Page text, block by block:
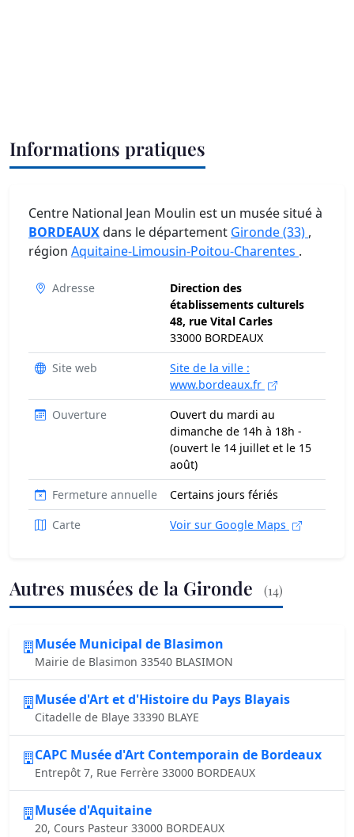
Informations pratiques
Centre National Jean Moulin est un musée situé à
BORDEAUXdans le département Gironde (33) ,
région Aquitaine-Limousin-Poitou-Charentes .
Adresse
Direction des
établissements culturels
48, rue Vital Carles
33000 BORDEAUX
Site web
Site de la ville :
www.bordeaux.fr
Ouverture
Ouvert du mardi au
dimanche de 14h à 18h -
(ouvert le 14 juillet et le 15
août)
Fermeture annuelle
Certains jours fériés
Carte
Voir sur Google Maps
Autres musées de la Gironde (14)
Musée Municipal de Blasimon
Mairie de Blasimon 33540 BLASIMON
Musée d'Art et d'Histoire du Pays Blayais
Citadelle de Blaye 33390 BLAYE
CAPC Musée d'Art Contemporain de Bordeaux
Entrepôt 7, Rue Ferrère 33000 BORDEAUX
Musée d'Aquitaine
20, Cours Pasteur 33000 BORDEAUX